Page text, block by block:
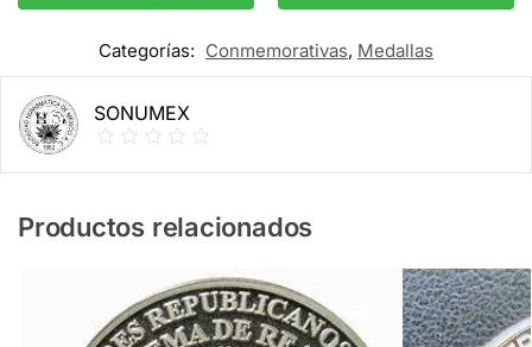
Categorías: Conmemorativas, Medallas
SONUMEX
Productos relacionados